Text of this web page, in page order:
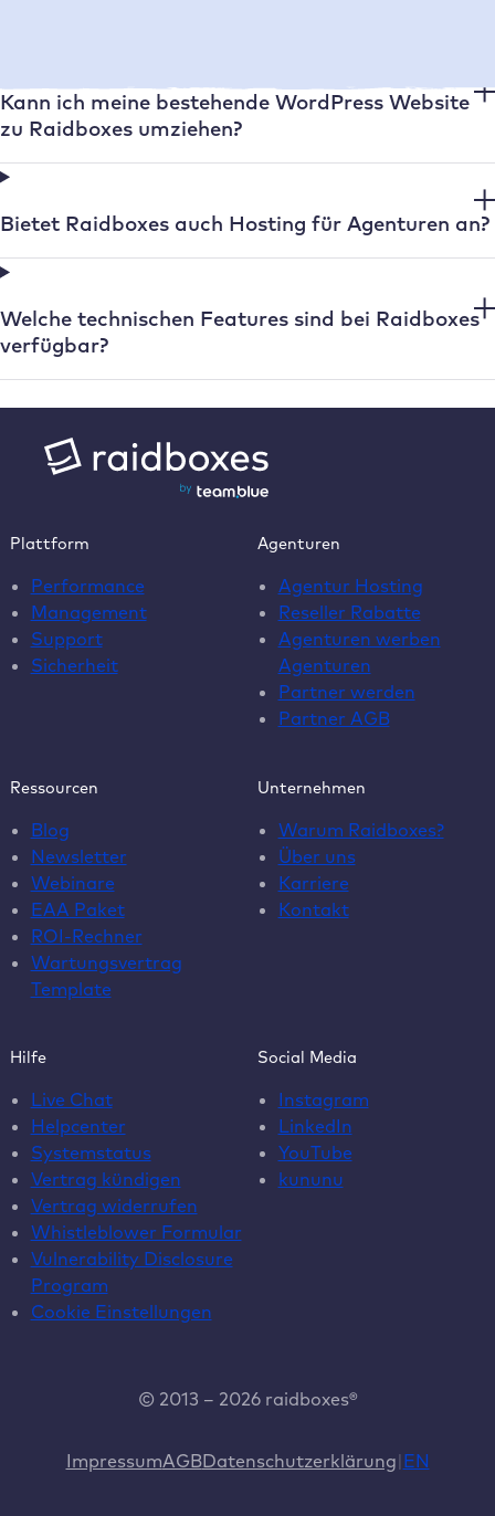
Kann ich meine bestehende WordPress Website
zu Raidboxes umziehen?
Bietet Raidboxes auch Hosting für Agenturen an?
Welche technischen Features sind bei Raidboxes
verfügbar?
Plattform
Performance
Management
Support
Sicherheit
Agenturen
Agentur Hosting
Reseller Rabatte
Agenturen werben
Agenturen
Partner werden
Partner AGB
Ressourcen
Blog
Newsletter
Webinare
EAA Paket
ROI-Rechner
Wartungsvertrag
Template
Unternehmen
Warum Raidboxes?
Über uns
Karriere
Kontakt
Hilfe
Live Chat
Helpcenter
Systemstatus
Vertrag kündigen
Vertrag widerrufen
Whistleblower Formular
Vulnerability Disclosure
Program
Cookie Einstellungen
Social Media
Instagram
LinkedIn
YouTube
kununu
© 2013 – 2026 raidboxes®
ImpressumAGBDatenschutzerklärung EN